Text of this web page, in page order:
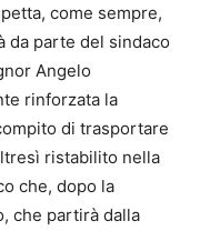
come sempre,
da parte del sindaco
Angelo
rinforzata la
di trasportare
ristabilito nella
che, dopo la
che partirà dalla